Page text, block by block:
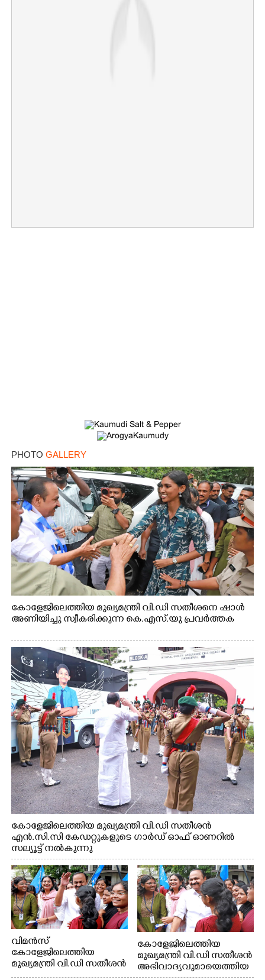
PHOTO GALLERY
കോളേജിലെത്തിയ മുഖ്യമന്ത്രി വി.ഡി സതീശനെ ഷാൾ
അണിയിച്ചു സ്വീകരിക്കുന്ന കെ.എസ്.യു പ്രവർത്തക
കോളേജിലെത്തിയ മുഖ്യമന്ത്രി വി.ഡി സതീശൻ
എൻ.സി.സി കേഡറ്റുകളുടെ ഗാർഡ് ഓഫ് ഓണറിൽ
സല്യൂട്ട് നൽകുന്നു
വിമൻസ്
കോളേജിലെത്തിയ
മുഖ്യമന്ത്രി വി.ഡി സതീശൻ
അഭിവാദ്യവുമായെത്തിയ
കോളേജിലെത്തിയ
മുഖ്യമന്ത്രി വി.ഡി സതീശൻ
അഭിവാദ്യവുമായെത്തിയ